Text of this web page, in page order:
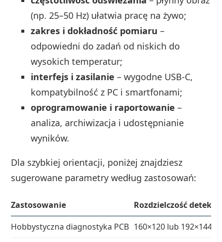
(np. 25–50 Hz) ułatwia pracę na żywo;
zakres i dokładność pomiaru –
odpowiedni do zadań od niskich do
wysokich temperatur;
interfejs i zasilanie – wygodne USB‑C,
kompatybilność z PC i smartfonami;
oprogramowanie i raportowanie –
analiza, archiwizacja i udostępnianie
wyników.
Dla szybkiej orientacji, poniżej znajdziesz
sugerowane parametry według zastosowań:
Zastosowanie
Rozdzielczość
Hobbystyczna diagnostyka PCB 160×120 lub 192×144